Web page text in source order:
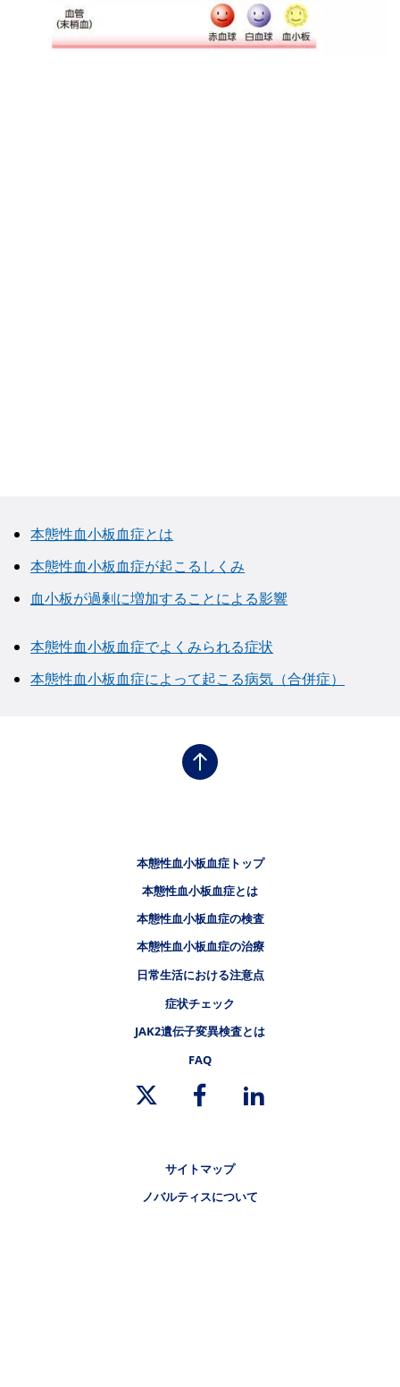
本態性血小板血症とは
本態性血小板血症が起こるしくみ
血小板が過剰に増加することによる影響
本態性血小板血症でよくみられる症状
本態性血小板血症によって起こる病気（合併症）
本態性血小板血症トップ
本態性血小板血症とは
本態性血小板血症の検査
本態性血小板血症の治療
日常生活における注意点
症状チェック
JAK2遺伝子変異検査とは
FAQ
サイトマップ
ノバルティスについて